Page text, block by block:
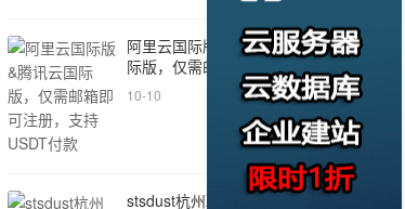
阿里云国际版&腾讯云国
际版，仅需邮箱即可注
册，支持USDT付款
10-10
stsdust杭州联通大带宽